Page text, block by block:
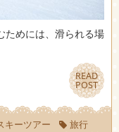
ためには、滑られる場
READ
POST
READ
POST
キーツアー
旅行